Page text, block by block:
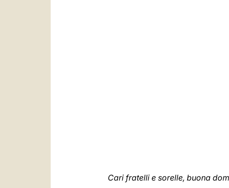
Cari fratelli e sorelle, buona